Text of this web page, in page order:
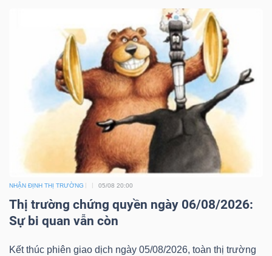
NHẬN ĐỊNH THỊ TRƯỜNG 05/08 20:00
Thị trường chứng quyền ngày 06/08/2026:
Sự bi quan vẫn còn
Kết thúc phiên giao dịch ngày 05/08/2026, toàn thị trường